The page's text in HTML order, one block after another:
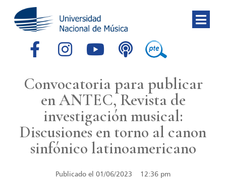
Convocatoria para publicar
en ANTEC, Revista de
investigación musical:
Discusiones en torno al canon
sinfónico latinoamericano
Publicado el 01/06/2023 12:36 pm